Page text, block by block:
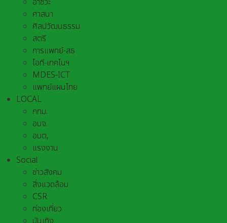
ศาสนา
ศิลปวัฒนธรรม
สตรี
การแพทย์-สธ
ไอที-เทคโนฯ
MDES-ICT
แพทย์แผนไทย
LOCAL
กทม.
อบจ.
อบต,
แรงงาน
Social
ข่าวสังคม
สิ่งแวดล้อม
CSR
ท่องเที่ยว